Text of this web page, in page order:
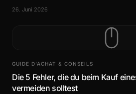
26. Juni 2026
GUIDE D’ACHAT & CONSEILS
Die 5 Fehler, die du beim Kauf
vermeiden solltest